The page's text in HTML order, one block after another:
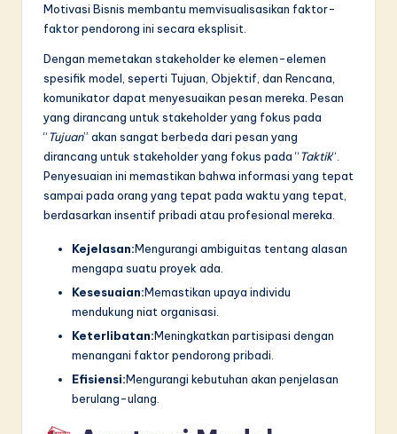
o
o
Motivasi Bisnis membantu memvisualisasikan faktor-
faktor pendorong ini secara eksplisit.
Dengan memetakan stakeholder ke elemen-elemen
spesifik model, seperti Tujuan, Objektif, dan Rencana,
komunikator dapat menyesuaikan pesan mereka. Pesan
yang dirancang untuk stakeholder yang fokus pada
“Tujuan” akan sangat berbeda dari pesan yang
dirancang untuk stakeholder yang fokus pada “Taktik“.
Penyesuaian ini memastikan bahwa informasi yang tepat
sampai pada orang yang tepat pada waktu yang tepat,
berdasarkan insentif pribadi atau profesional mereka.
Kejelasan:Mengurangi ambiguitas tentang alasan
mengapa suatu proyek ada.
Kesesuaian:Memastikan upaya individu
mendukung niat organisasi.
Keterlibatan:Meningkatkan partisipasi dengan
menangani faktor pendorong pribadi.
Efisiensi:Mengurangi kebutuhan akan penjelasan
berulang-ulang.